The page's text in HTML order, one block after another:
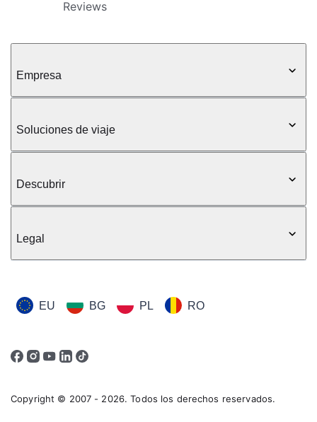
Reviews
Empresa
Soluciones de viaje
Descubrir
Legal
EU BG PL RO
Copyright © 2007 - 2026. Todos los derechos reservados.